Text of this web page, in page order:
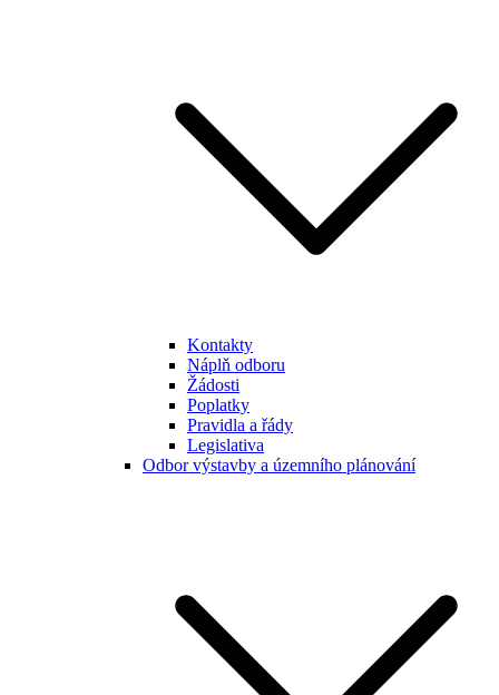
Kontakty
Náplň odboru
Žádosti
Poplatky
Pravidla a řády
Legislativa
Odbor výstavby a územního plánování